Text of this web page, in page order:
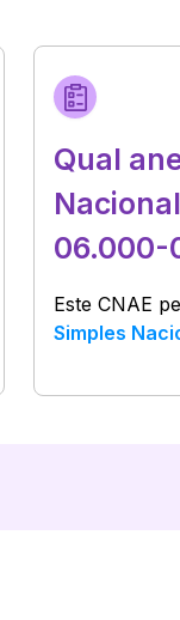
Qual
06.000-
Este CNAE
Simples